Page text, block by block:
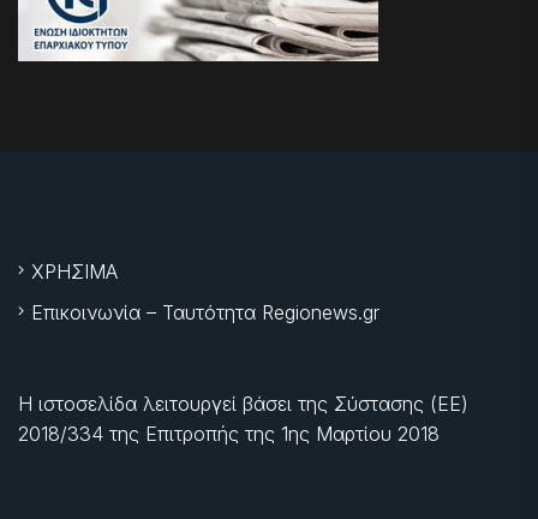
ΧΡΗΣΙΜΑ
Επικοινωνία – Ταυτότητα Regionews.gr
Η ιστοσελίδα λειτουργεί βάσει της Σύστασης (ΕΕ)
2018/334 της Επιτροπής της 1ης Μαρτίου 2018